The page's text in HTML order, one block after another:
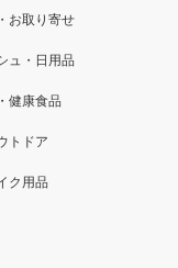
お取り寄せ
ュ・日用品
健康食品
トドア
ク用品